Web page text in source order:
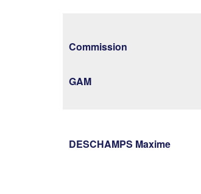
Commission
GAM
DESCHAMPS Maxime